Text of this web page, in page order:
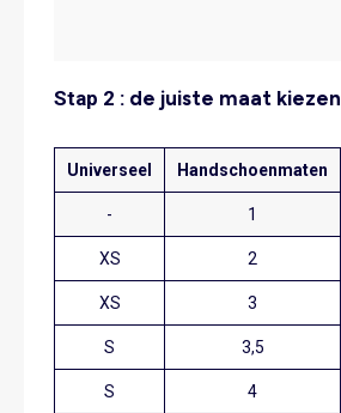
Stap 2 : de juiste maat kiezen
Universeel Handschoenmaten
- 1
XS 2
XS 3
S 3,5
S 4